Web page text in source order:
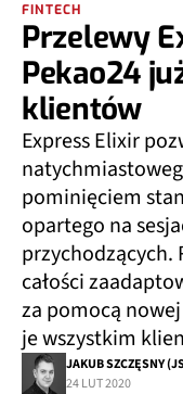
FINTECH
Przelewy
Pekao24
klientów
Express Elixir
pominięciem
opartego na
przychodzących.
całości
za pomocą
je wszystkim
JAKUB SZCZĘSNY
24 LUT 2020